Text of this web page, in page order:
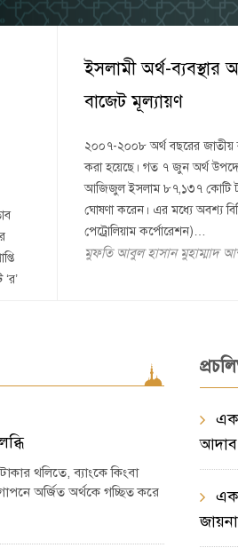
ইসলামী অর্থ-
বাজেট মূল্যায়ণ
২০০৭-২০০৮ অর্থ বছরের জাতীয়
করা হয়েছে। গত ৭ জুন অর্থ
আজিজুল ইসলাম ৮৭,১৩৭ কোটি
ঘোষণা করেন। এর মধ্যে অবশ্য
পেট্রোলিয়াম কর্পোরেশন)…
মুফতি আবুল হাসান মুহাম্মাদ
থলিতে, ব্যাংকে কিংবা
অর্জিত অর্থকে গচ্ছিত করে
আদাব